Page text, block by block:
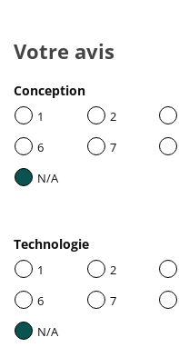
Votre avis
Conception
1 2
6
7
N/A
Technologie
1 2
6
7
N/A